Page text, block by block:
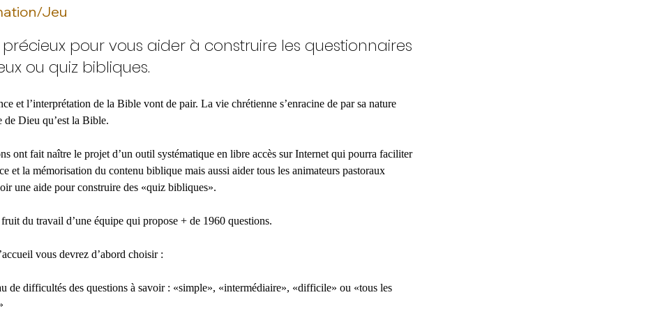
Jeu
pour vous aider à construire les questionnaires
ou quiz bibliques.
et l’interprétation de la Bible vont de pair. La vie chrétienne s’enracine de par sa nature
de Dieu qu’est la Bible.
ont fait naître le projet d’un outil systématique en libre accès sur Internet qui pourra faciliter
et la mémorisation du contenu biblique mais aussi aider tous les animateurs pastoraux
une aide pour construire des «quiz bibliques».
du travail d’une équipe qui propose + de 1960 questions.
vous devrez d’abord choisir :
de difficultés des questions à savoir : «simple», «intermédiaire», «difficile» ou «tous les